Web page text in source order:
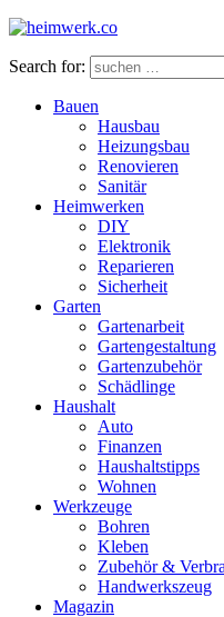
Search for:
Bauen
Hausbau
Heizungsbau
Renovieren
Sanitär
Heimwerken
DIY
Elektronik
Reparieren
Sicherheit
Garten
Gartenarbeit
Gartengestaltung
Gartenzubehör
Schädlinge
Haushalt
Auto
Finanzen
Haushaltstipps
Wohnen
Werkzeuge
Bohren
Kleben
Zubehör &
Handwerkszeug
Magazin